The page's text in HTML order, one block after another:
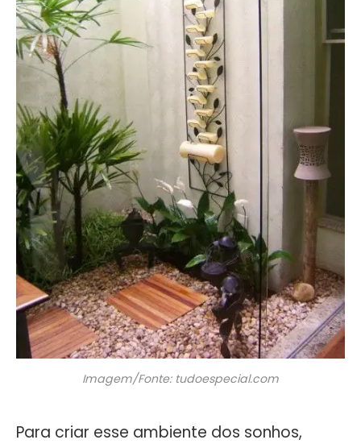
Imagem/Fonte: tudoespecial.com
Para criar esse ambiente dos sonhos,